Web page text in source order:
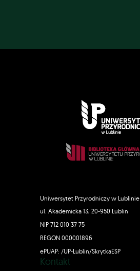
Uniwersytet Przyrodniczy w Lublinie
ul. Akademicka 13, 20-950 Lublin
NIP 712 010 37 75
REGON 000001896
ePUAP: /UP-Lublin/SkrytkaESP
Kontakt